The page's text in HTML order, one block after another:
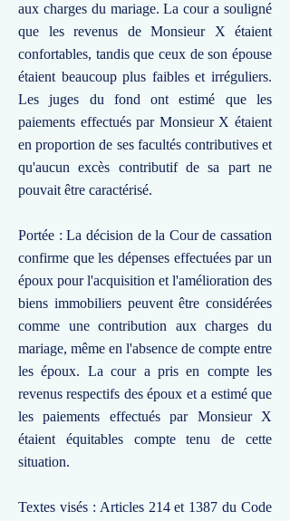
aux charges du mariage. La cour a souligné
que les revenus de Monsieur X étaient
confortables, tandis que ceux de son épouse
étaient beaucoup plus faibles et irréguliers.
Les juges du fond ont estimé que les
paiements effectués par Monsieur X étaient
en proportion de ses facultés contributives et
qu'aucun excès contributif de sa part ne
pouvait être caractérisé.
Portée : La décision de la Cour de cassation
confirme que les dépenses effectuées par un
époux pour l'acquisition et l'amélioration des
biens immobiliers peuvent être considérées
comme une contribution aux charges du
mariage, même en l'absence de compte entre
les époux. La cour a pris en compte les
revenus respectifs des époux et a estimé que
les paiements effectués par Monsieur X
étaient équitables compte tenu de cette
situation.
Textes visés : Articles 214 et 1387 du Code